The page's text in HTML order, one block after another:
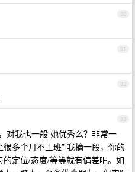
30
31
32
33
对我也一般 她优秀么？非常一
多个月不上班” 我摘一段，你的
定位/态度/等等就有偏差吧。如